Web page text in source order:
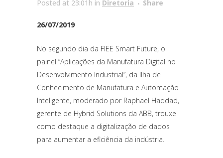
Posted at 23:01h in Diretoria Share
26/07/2019
No segundo dia da FIEE Smart Future, o
painel “Aplicações da Manufatura Digital no
Desenvolvimento Industrial”, da Ilha de
Conhecimento de Manufatura e Automação
Inteligente, moderado por Raphael Haddad,
gerente de Hybrid Solutions da ABB, trouxe
como destaque a digitalização de dados
para aumentar a eficiência da indústria.